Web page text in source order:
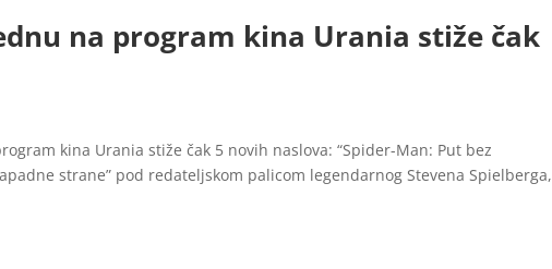
na program kina Urania stiže čak
kina Urania stiže čak 5 novih naslova: “Spider-Man: Put bez
strane” pod redateljskom palicom legendarnog Stevena Spielberga,